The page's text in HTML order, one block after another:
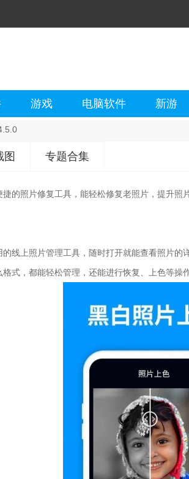
游戏 电脑软件 新游
图 专题合集
的照片修复工具，能轻松修复老照片，提升
线上照片管理工具，随时打开就能查看照片
式，都能轻松管理，还能进行恢复、上色等操